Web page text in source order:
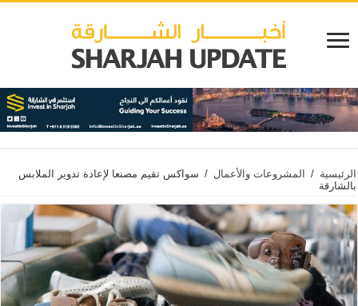
الرئيسية / المشروعات والأعمال / سواكس تقيم مصنعا لإعادة تدوير الملابس
بالشارقة